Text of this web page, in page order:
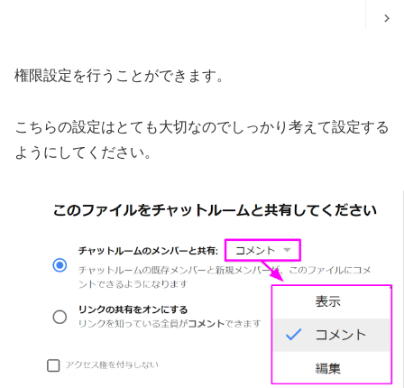
権限設定を行うことができます。
こちらの設定はとても大切なのでしっかり考えて設定する
ようにしてください。